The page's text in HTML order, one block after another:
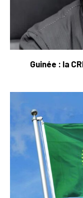
Guinée : la